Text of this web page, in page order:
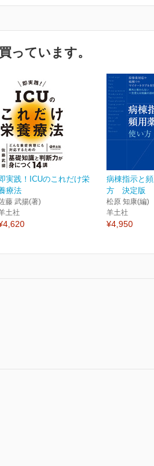
っています。
実践！ICUのこれだけ栄
療法
藤 武揚(著)
土社
病棟指示と
方 決定版
松原 知康(編)
羊土社
¥4,950